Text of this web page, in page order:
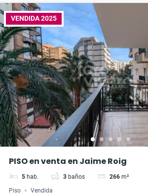
VENDIDA 2025
PISO en venta en Jaime Roig
5 hab. 3 baños 266 m²
Piso Vendida